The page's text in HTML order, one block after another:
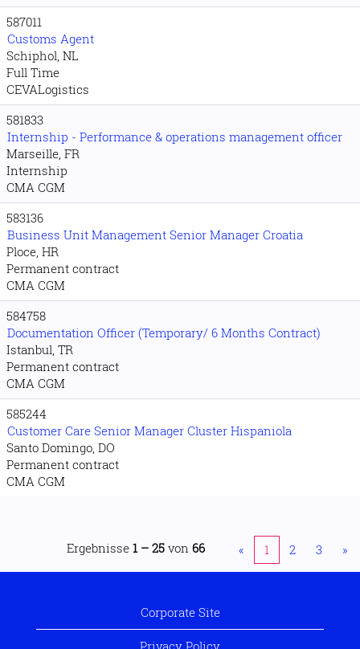
587011
Customs Agent
Schiphol, NL
Full Time
CEVALogistics
581833
Internship - Performance & operations management officer
Marseille, FR
Internship
CMA CGM
583136
Business Unit Management Senior Manager Croatia
Ploce, HR
Permanent contract
CMA CGM
584758
Documentation Officer (Temporary/ 6 Months Contract)
Istanbul, TR
Permanent contract
CMA CGM
585244
Customer Care Senior Manager Cluster Hispaniola
Santo Domingo, DO
Permanent contract
CMA CGM
Ergebnisse 1 – 25 von 66 « 1 2 3 »
Corporate Site
Privacy Policy